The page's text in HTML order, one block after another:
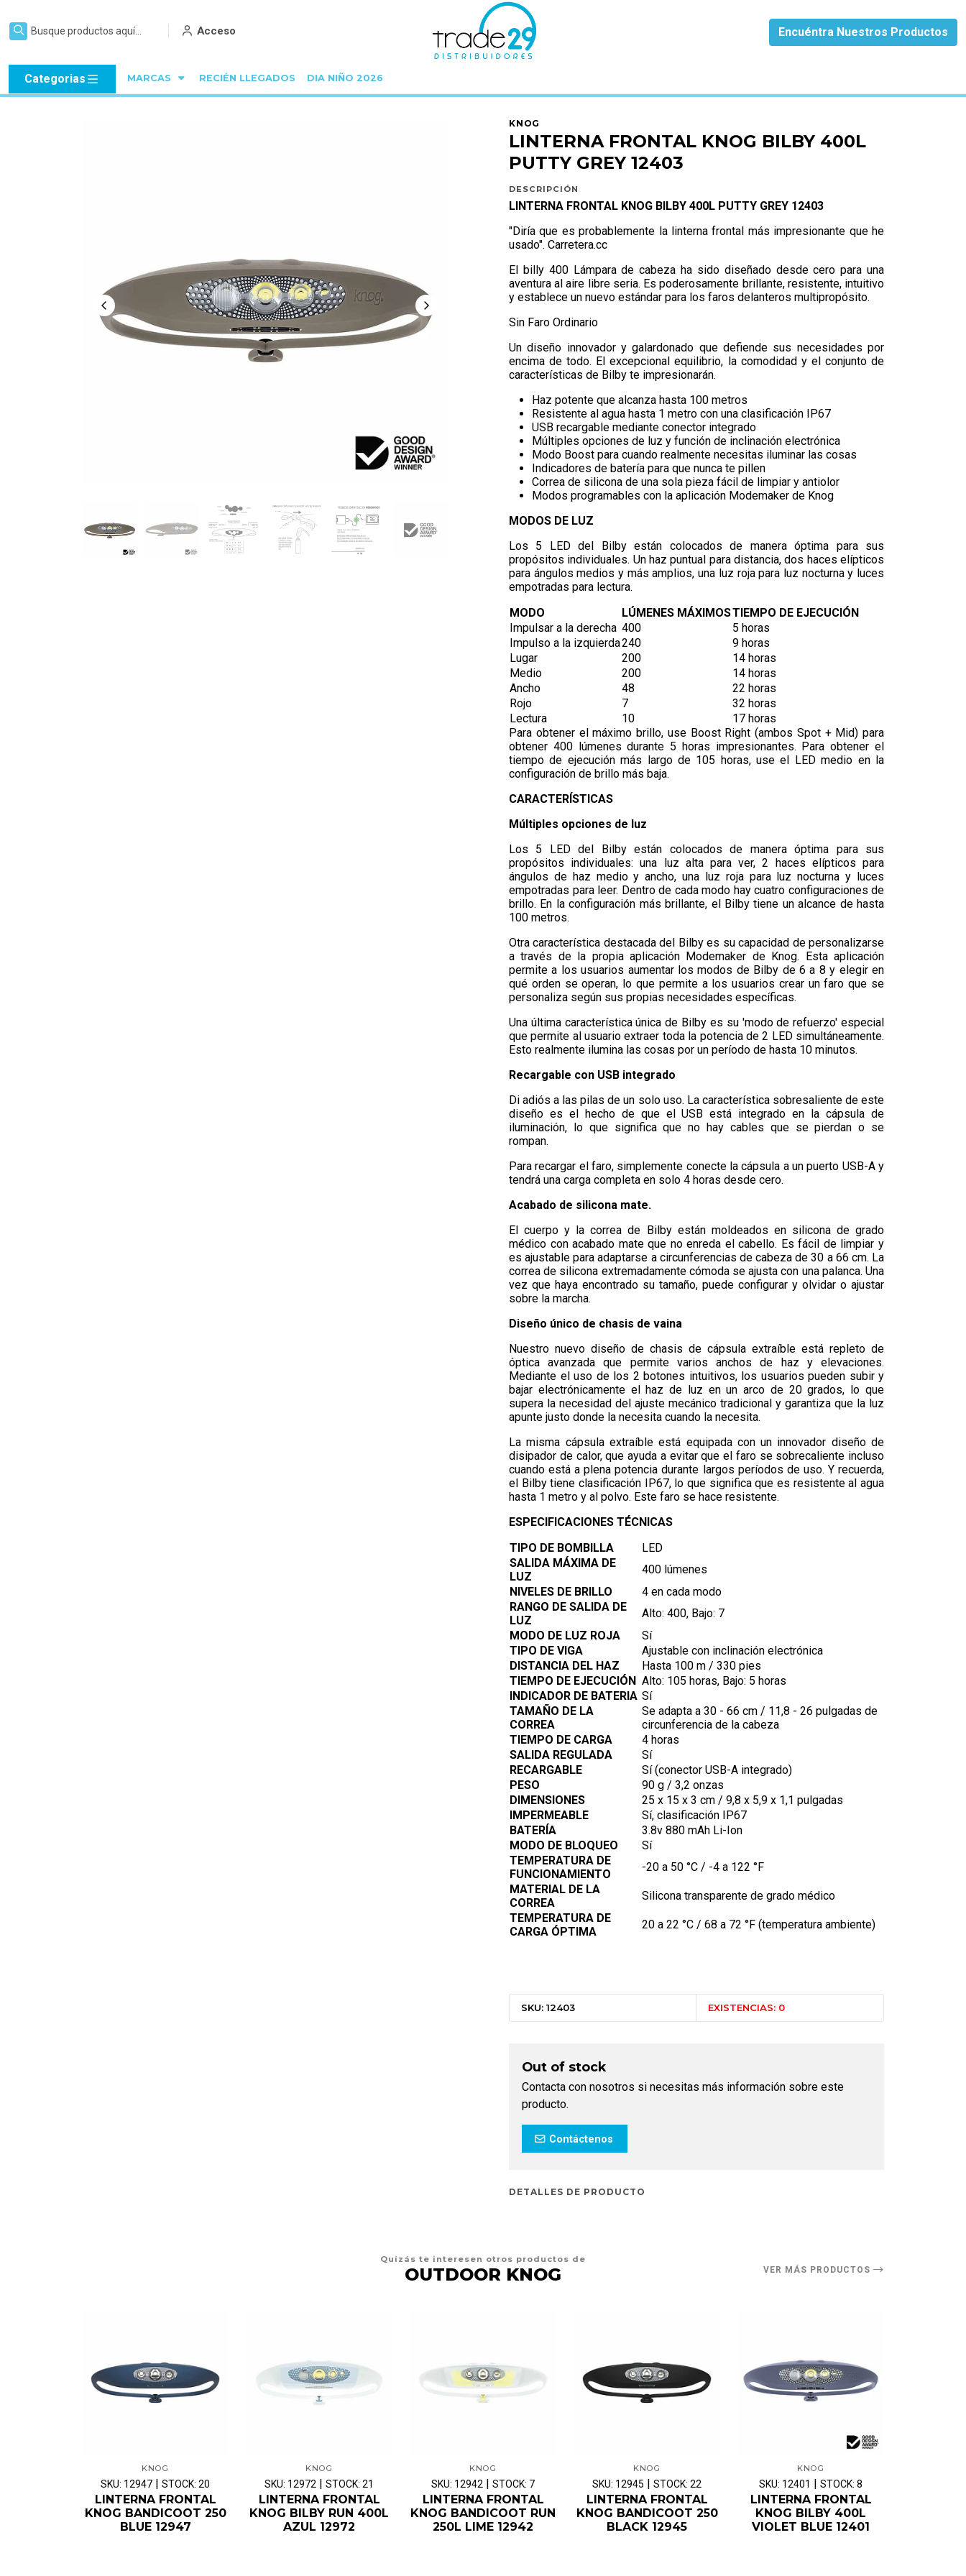
Acceso Encuéntra Nuestros Productos
Categorias MARCAS RECIÉN LLEGADOS DIA NIÑO 2026
Inicio KNOG OUTDOOR KNOG
KNOG
LINTERNA FRONTAL KNOG BILBY 400L
PUTTY GREY 12403
DESCRIPCIÓN
LINTERNA FRONTAL KNOG BILBY 400L PUTTY GREY 12403
"Diría que es probablemente la linterna frontal más impresionante que he
usado". Carretera.cc
El billy 400 Lámpara de cabeza ha sido diseñado desde cero para una
aventura al aire libre seria. Es poderosamente brillante, resistente, intuitivo
y establece un nuevo estándar para los faros delanteros multipropósito.
Sin Faro Ordinario
Un diseño innovador y galardonado que defiende sus necesidades por
encima de todo. El excepcional equilibrio, la comodidad y el conjunto de
características de Bilby te impresionarán.
Haz potente que alcanza hasta 100 metros
Resistente al agua hasta 1 metro con una clasificación IP67
USB recargable mediante conector integrado
Múltiples opciones de luz y función de inclinación electrónica
Modo Boost para cuando realmente necesitas iluminar las cosas
Indicadores de batería para que nunca te pillen
Correa de silicona de una sola pieza fácil de limpiar y antiolor
Modos programables con la aplicación Modemaker de Knog
MODOS DE LUZ
Los 5 LED del Bilby están colocados de manera óptima para sus
propósitos individuales. Un haz puntual para distancia, dos haces elípticos
para ángulos medios y más amplios, una luz roja para luz nocturna y luces
empotradas para lectura.
MODO
LÚMENES MÁXIMOSTIEMPO DE EJECUCIÓN
Impulsar a la derecha 400
5 horas
Impulso a la izquierda240
9 horas
Lugar
200
14 horas
Medio
200
14 horas
Ancho
48
22 horas
Rojo
7
32 horas
Lectura
10
17 horas
Para obtener el máximo brillo, use Boost Right (ambos Spot + Mid) para
obtener 400 lúmenes durante 5 horas impresionantes. Para obtener el
tiempo de ejecución más largo de 105 horas, use el LED medio en la
configuración de brillo más baja.
CARACTERÍSTICAS
Múltiples opciones de luz
Los 5 LED del Bilby están colocados de manera óptima para sus
propósitos individuales: una luz alta para ver, 2 haces elípticos para
ángulos de haz medio y ancho, una luz roja para luz nocturna y luces
empotradas para leer. Dentro de cada modo hay cuatro configuraciones de
brillo. En la configuración más brillante, el Bilby tiene un alcance de hasta
100 metros.
Otra característica destacada del Bilby es su capacidad de personalizarse
a través de la propia aplicación Modemaker de Knog. Esta aplicación
permite a los usuarios aumentar los modos de Bilby de 6 a 8 y elegir en
qué orden se operan, lo que permite a los usuarios crear un faro que se
personaliza según sus propias necesidades específicas.
Una última característica única de Bilby es su 'modo de refuerzo' especial
que permite al usuario extraer toda la potencia de 2 LED simultáneamente.
Esto realmente ilumina las cosas por un período de hasta 10 minutos.
Recargable con USB integrado
Di adiós a las pilas de un solo uso. La característica sobresaliente de este
diseño es el hecho de que el USB está integrado en la cápsula de
iluminación, lo que significa que no hay cables que se pierdan o se
rompan.
Para recargar el faro, simplemente conecte la cápsula a un puerto USB-A y
tendrá una carga completa en solo 4 horas desde cero.
Acabado de silicona mate.
El cuerpo y la correa de Bilby están moldeados en silicona de grado
médico con acabado mate que no enreda el cabello. Es fácil de limpiar y
es ajustable para adaptarse a circunferencias de cabeza de 30 a 66 cm. La
correa de silicona extremadamente cómoda se ajusta con una palanca. Una
vez que haya encontrado su tamaño, puede configurar y olvidar o ajustar
sobre la marcha.
Diseño único de chasis de vaina
Nuestro nuevo diseño de chasis de cápsula extraíble está repleto de
óptica avanzada que permite varios anchos de haz y elevaciones.
Mediante el uso de los 2 botones intuitivos, los usuarios pueden subir y
bajar electrónicamente el haz de luz en un arco de 20 grados, lo que
supera la necesidad del ajuste mecánico tradicional y garantiza que la luz
apunte justo donde la necesita cuando la necesita.
La misma cápsula extraíble está equipada con un innovador diseño de
disipador de calor, que ayuda a evitar que el faro se sobrecaliente incluso
cuando está a plena potencia durante largos períodos de uso. Y recuerda,
el Bilby tiene clasificación IP67, lo que significa que es resistente al agua
hasta 1 metro y al polvo. Este faro se hace resistente.
ESPECIFICACIONES TÉCNICAS
TIPO DE BOMBILLA
LED
SALIDA MÁXIMA DE
LUZ
400 lúmenes
NIVELES DE BRILLO
4 en cada modo
RANGO DE SALIDA DE
LUZ
Alto: 400, Bajo: 7
MODO DE LUZ ROJA
Sí
TIPO DE VIGA
Ajustable con inclinación electrónica
DISTANCIA DEL HAZ
Hasta 100 m / 330 pies
TIEMPO DE EJECUCIÓN Alto: 105 horas, Bajo: 5 horas
INDICADOR DE BATERIA Sí
TAMAÑO DE LA
CORREA
Se adapta a 30 - 66 cm / 11,8 - 26 pulgadas de
circunferencia de la cabeza
TIEMPO DE CARGA
4 horas
SALIDA REGULADA
Sí
RECARGABLE
Sí (conector USB-A integrado)
PESO
90 g / 3,2 onzas
DIMENSIONES
25 x 15 x 3 cm / 9,8 x 5,9 x 1,1 pulgadas
IMPERMEABLE
Sí, clasificación IP67
BATERÍA
3.8v 880 mAh Li-Ion
MODO DE BLOQUEO
Sí
TEMPERATURA DE
FUNCIONAMIENTO
-20 a 50 °C / -4 a 122 °F
MATERIAL DE LA
CORREA
Silicona transparente de grado médico
TEMPERATURA DE
CARGA ÓPTIMA
20 a 22 °C / 68 a 72 °F (temperatura ambiente)
SKU: 12403 EXISTENCIAS: 0
Out of stock
Contacta con nosotros si necesitas más información sobre este
producto.
Contáctenos
DETALLES DE PRODUCTO
Quizás te interesen otros productos de
OUTDOOR KNOG VER MÁS PRODUCTOS
KNOG
SKU: 12947 | STOCK: 20
LINTERNA FRONTAL
KNOG BANDICOOT 250
BLUE 12947
KNOG
SKU: 12972 | STOCK: 21
LINTERNA FRONTAL
KNOG BILBY RUN 400L
AZUL 12972
KNOG
SKU: 12942 | STOCK: 7
LINTERNA FRONTAL
KNOG BANDICOOT RUN
250L LIME 12942
KNOG
SKU: 12945 | STOCK: 22
LINTERNA FRONTAL
KNOG BANDICOOT 250
BLACK 12945
KNOG
SKU: 12401 | STOCK: 8
LINTERNA FRONTAL
KNOG BILBY 400L
VIOLET BLUE 12401